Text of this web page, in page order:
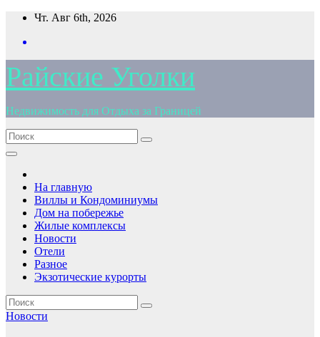
Перейти
содержимому
Чт. Авг 6th, 2026
Райские Уголки
Недвижимость для Отдыха за Границей
На главную
Виллы и Кондоминиумы
Дом на побережье
Жилые комплексы
Новости
Отели
Разное
Экзотические курорты
Новости